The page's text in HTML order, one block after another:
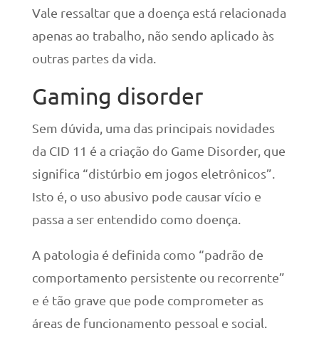
Vale ressaltar que a doença está relacionada
apenas ao trabalho, não sendo aplicado às
outras partes da vida.
Gaming disorder
Sem dúvida, uma das principais novidades
da CID 11 é a criação do Game Disorder, que
significa “distúrbio em jogos eletrônicos”.
Isto é, o uso abusivo pode causar vício e
passa a ser entendido como doença.
A patologia é definida como “padrão de
comportamento persistente ou recorrente”
e é tão grave que pode comprometer as
áreas de funcionamento pessoal e social.